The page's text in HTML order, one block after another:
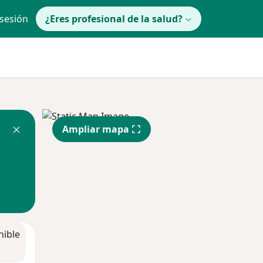
¿Eres profesional de la salud?
Ampliar mapa